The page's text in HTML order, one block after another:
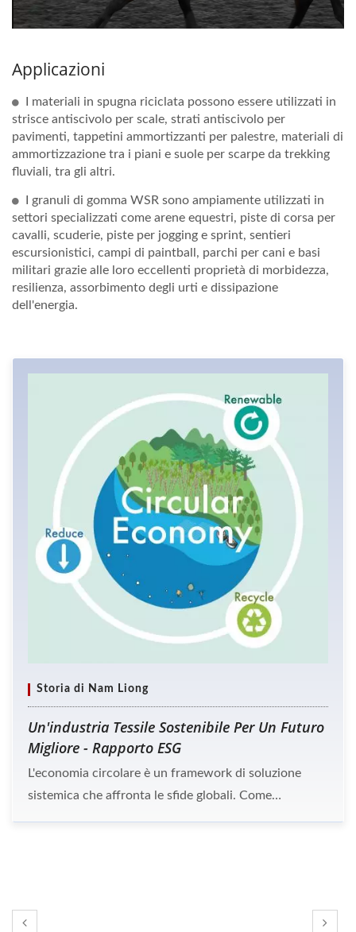
Applicazioni
I materiali in spugna riciclata possono essere utilizzati in
strisce antiscivolo per scale, strati antiscivolo per
pavimenti, tappetini ammortizzanti per palestre, materiali di
ammortizzazione tra i piani e suole per scarpe da trekking
fluviali, tra gli altri.
I granuli di gomma WSR sono ampiamente utilizzati in
settori specializzati come arene equestri, piste di corsa per
cavalli, scuderie, piste per jogging e sprint, sentieri
escursionistici, campi di paintball, parchi per cani e basi
militari grazie alle loro eccellenti proprietà di morbidezza,
resilienza, assorbimento degli urti e dissipazione
dell'energia.
Storia di Nam Liong
Un'industria Tessile Sostenibile Per Un Futuro
Migliore - Rapporto ESG
L'economia circolare è un framework di soluzione
sistemica che affronta le sfide globali. Come
AA1000 SES come strumento di comunicazione tra